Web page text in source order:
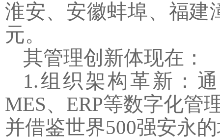
淮安、安徽蚌埠、福建
元。
其管理创新体现在：
1.组织架构革新：
MES、 ERP等数字化管
并借鉴世界500强安永